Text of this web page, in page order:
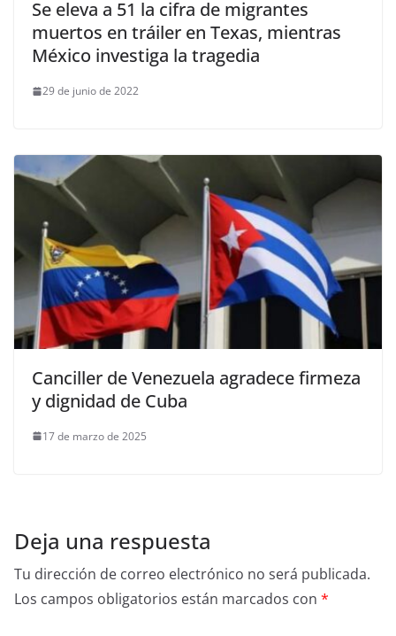
Se eleva a 51 la cifra de migrantes
muertos en tráiler en Texas, mientras
México investiga la tragedia
29 de junio de 2022
Canciller de Venezuela agradece firmeza
y dignidad de Cuba
17 de marzo de 2025
Deja una respuesta
Tu dirección de correo electrónico no será publicada.
Los campos obligatorios están marcados con *